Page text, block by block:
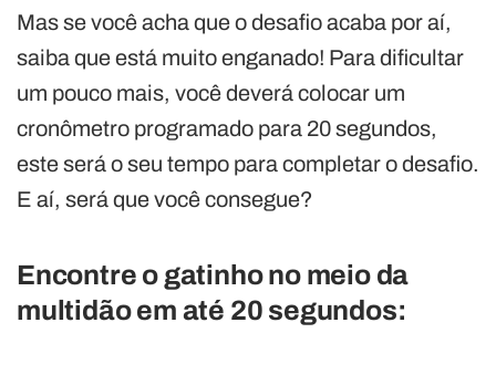
Mas se você acha que o desafio acaba por aí,
saiba que está muito enganado! Para dificultar
um pouco mais, você deverá colocar um
cronômetro programado para 20 segundos,
este será o seu tempo para completar o desafio.
E aí, será que você consegue?
Encontre o gatinho no meio da
multidão em até 20 segundos: